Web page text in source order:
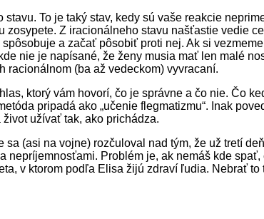
To je taký stav, kedy sú vaše reakcie
Z iracionálneho stavu našťastie vedie
a začať pôsobiť proti nej. Ak si
nie je napísané, že ženy musia mať len malé
racionálnom (ba až vedeckom) vyvracaní.
ktorý vám hovorí, čo je správne a čo nie. Čo
pripadá ako „učenie flegmatizmu“. Inak
užívať tak, ako prichádza.
(asi na vojne) rozčuloval nad tým, že už tretí
Problém je, ak nemáš kde
v ktorom podľa Elisa žijú zdraví ľudia. Nebrať